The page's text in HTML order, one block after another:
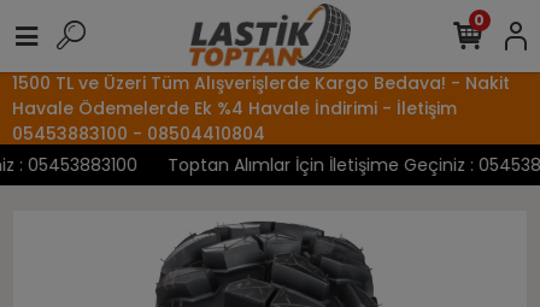
1500 TL ve Üzeri Tüm Alışverişlerde Kargo Bedava! - Nakit
Havale Ödemelerde Ek %4 Havale İndirimi - İletişim
05453883100 - 08504410804
Toptan Alımlar İçin İletişime Geçiniz :
0